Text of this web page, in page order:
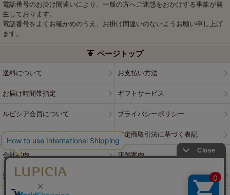
電話番号のお掛け間違いにより、一般の方へご迷惑をおかけする事象が発
生しております。
電話番号をよくお確かめのうえ、お掛け間違いのないようお願い申し上げ
ます。
ページトップ
送料について お支払い方法
お届け時間帯指定 ギフトサービス
ルピシア会員について プライバシーポリシー
ウェブサイト利用規約 特定商取引法に基づく表記
会社案内 店舗案内
採用情報